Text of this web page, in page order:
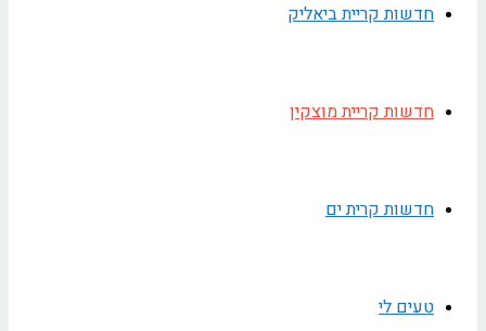
חדשות קריית ביאליק
חדשות קריית מוצקין
חדשות קרית ים
טעים לי